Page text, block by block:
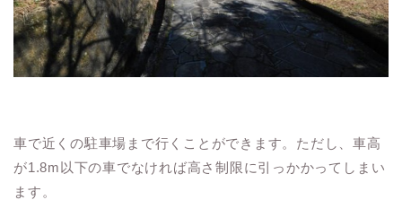
車で近くの駐車場まで行くことができます。ただし、車高
が1.8m以下の車でなければ高さ制限に引っかかってしまい
ます。